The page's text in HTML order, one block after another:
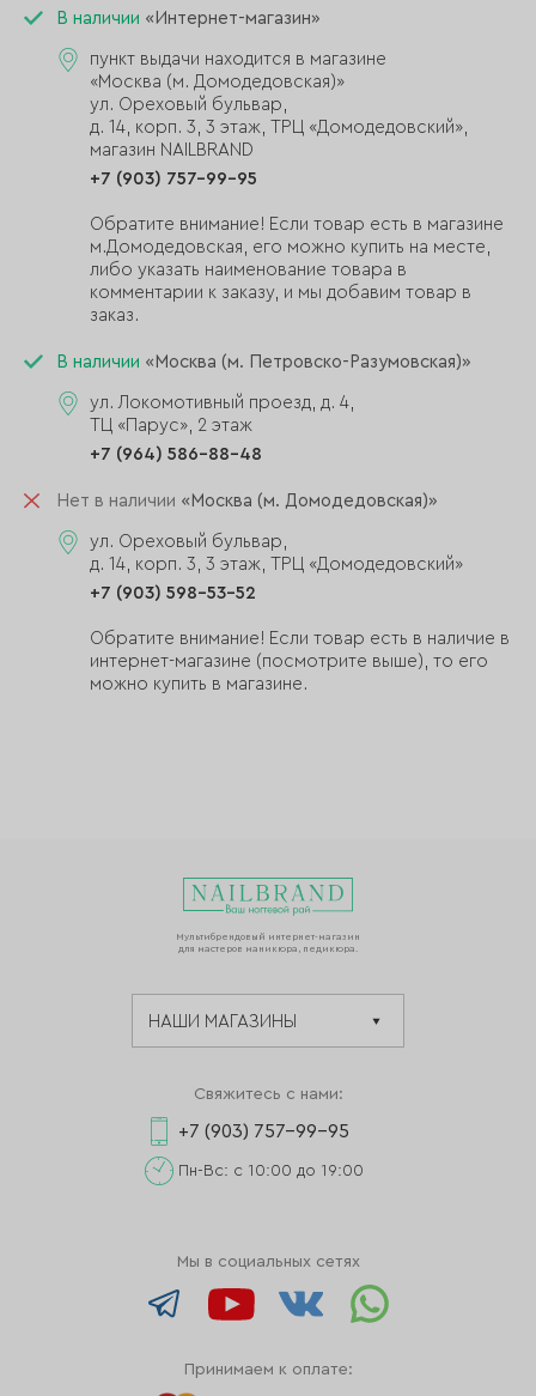
В наличии «Интернет-магазин»
пункт выдачи находится в магазине
«Москва (м. Домодедовская)»
ул. Ореховый бульвар,
д. 14, корп. 3, 3 этаж, ТРЦ «Домодедовский»,
магазин NAILBRAND
+7 (903) 757-99-95
Обратите внимание! Если товар есть в магазине
м.Домодедовская, его можно купить на месте,
либо указать наименование товара в
комментарии к заказу, и мы добавим товар в
заказ.
В наличии «Москва (м. Петровско-Разумовская)»
ул. Локомотивный проезд, д. 4,
ТЦ «Парус», 2 этаж
+7 (964) 586-88-48
Нет в наличии «Москва (м. Домодедовская)»
ул. Ореховый бульвар,
д. 14, корп. 3, 3 этаж, ТРЦ «Домодедовский»
+7 (903) 598-53-52
Обратите внимание! Если товар есть в наличие в
интернет-магазине (посмотрите выше), то его
можно купить в магазине.
Мультибрендовый интернет-магазин
для мастеров маникюра, педикюра.
Свяжитесь с нами:
+7 (903) 757-99-95
Пн-Вс: с 10:00 до 19:00
Мы в социальных сетях
Принимаем к оплате: